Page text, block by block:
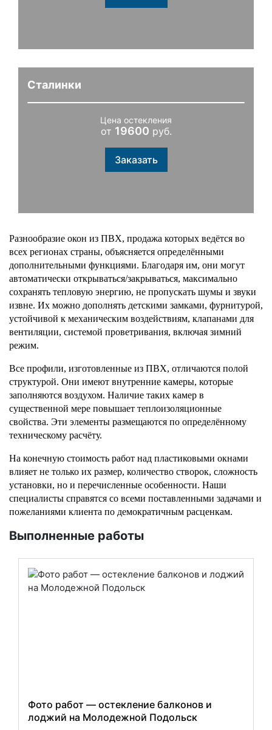
Сталинки
Цена остекления
от 19600 руб.
Заказать
Разнообразие окон из ПВХ, продажа которых ведётся во
всех регионах страны, объясняется определёнными
дополнительными функциями. Благодаря им, они могут
автоматически открываться/закрываться, максимально
сохранять тепловую энергию, не пропускать шумы и звуки
извне. Их можно дополнять детскими замками, фурнитурой,
устойчивой к механическим воздействиям, клапанами для
вентиляции, системой проветривания, включая зимний
режим.
Все профили, изготовленные из ПВХ, отличаются полой
структурой. Они имеют внутренние камеры, которые
заполняются воздухом. Наличие таких камер в
существенной мере повышает теплоизоляционные
свойства. Эти элементы размещаются по определённому
техническому расчёту.
На конечную стоимость работ над пластиковыми окнами
влияет не только их размер, количество створок, сложность
установки, но и перечисленные особенности. Наши
специалисты справятся со всеми поставленными задачами и
пожеланиями клиента по демократичным расценкам.
Выполненные работы
Фото работ — остекление балконов и
лоджий на Молодежной Подольск